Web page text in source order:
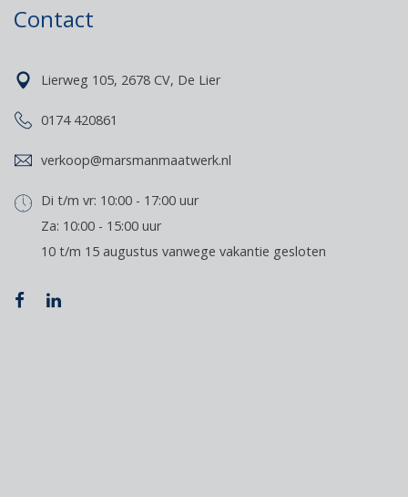
Contact
Lierweg 105, 2678 CV, De Lier
0174 420861
verkoop@marsmanmaatwerk.nl
Di t/m vr: 10:00 - 17:00 uur
Za: 10:00 - 15:00 uur
10 t/m 15 augustus vanwege vakantie gesloten